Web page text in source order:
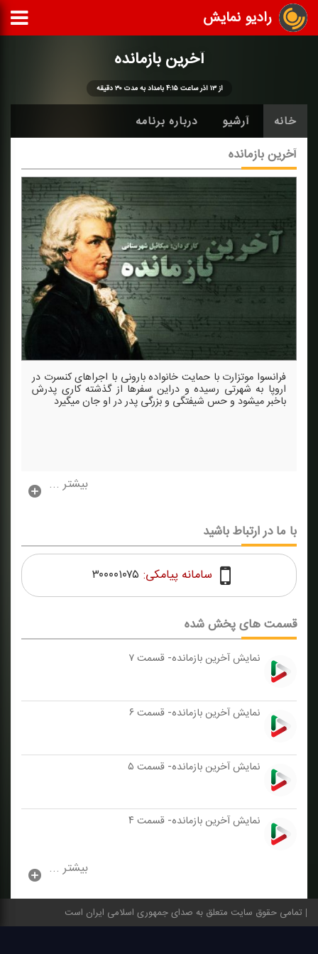
رادیو نمایش
آخرین بازمانده
از ۱۳ آذر ساعت ۴:۱۵ بامداد به مدت ۳۰ دقیقه
خانه آرشیو درباره برنامه
آخرین بازمانده
فرانسوا موتزارت با حمایت خانواده بارونی با اجراهای كنسرت در
اروپا به شهرتی رسیده و دراین سفرها از گذشته كاری پدرش
باخبر میشود و حس شیفتگی و بزرگی پدر در او جان میگیرد
بیشتر ...
قسمت های پخش شده
نمایش آخرین بازمانده- قسمت ۷
نمایش آخرین بازمانده- قسمت ۶
نمایش آخرین بازمانده- قسمت ۵
نمایش آخرین بازمانده- قسمت ۴
بیشتر ...
با ما در ارتباط باشید
سامانه پیامکی: ۳۰۰۰۰۱۰۷۵
تمامی حقوق سایت متعلق به صدای جمهوری اسلامی ایران است